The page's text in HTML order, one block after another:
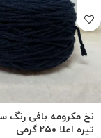
نخ مکرومه بافی رنگ
تیره اعلا ۲۵۰ گرمی